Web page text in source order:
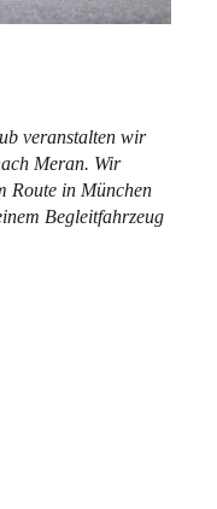
veranstalten wir
Meran. Wir
Route in München
Begleitfahrzeug